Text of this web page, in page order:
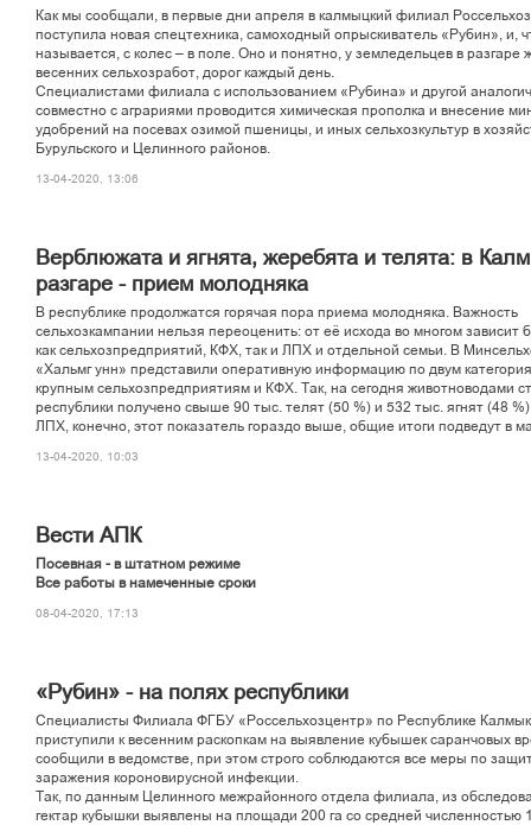
Как мы сообщали, в первые дни апреля в калмыцкий филиал
поступила новая спецтехника, самоходный опрыскиватель «Рубин», и,
называется, с колес – в поле. Оно и понятно, у земледельцев в разгаре
весенних сельхозработ, дорог каждый день.
Специалистами филиала с использованием «Рубина» и другой
совместно с аграриями проводится химическая прополка и внесение
удобрений на посевах озимой пшеницы, и иных сельхозкультур в
Бурульского и Целинного районов.
13-04-2020, 13:06
Верблюжата и ягнята, жеребята и телята: в
разгаре - прием молодняка
В республике продолжатся горячая пора приема молодняка. Важность
сельхозкампании нельзя переоценить: от её исхода во многом зависит
как сельхозпредприятий, КФХ, так и ЛПХ и отдельной семьи. В
«Хальмг унн» представили оперативную информацию по двум
крупным сельхозпредприятиям и КФХ. Так, на сегодня животноводами
республики получено свыше 90 тыс. телят (50 %) и 532 тыс. ягнят (48
ЛПХ, конечно, этот показатель гораздо выше, общие итоги подведут в
13-04-2020, 10:03
Вести АПК
Посевная - в штатном режиме
Все работы в намеченные сроки
08-04-2020, 17:13
«Рубин» - на полях республики
Специалисты Филиала ФГБУ «Россельхозцентр» по Республике
приступили к весенним раскопкам на выявление кубышек саранчовых
сообщили в ведомстве, при этом строго соблюдаются все меры по
заражения короновирусной инфекции.
Так, по данным Целинного межрайонного отдела филиала, из
гектар кубышки выявлены на площади 200 га со средней численностью